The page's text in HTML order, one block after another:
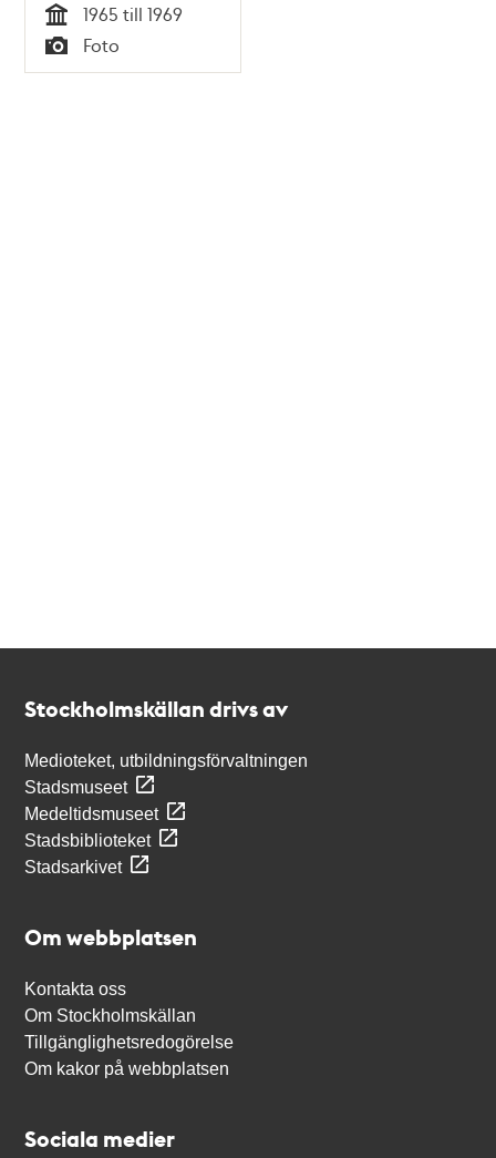
Tid
1965 till 1969
Typ
Foto
Stockholmskällan drivs av
Medioteket, utbildningsförvaltningen
Stadsmuseet
Medeltidsmuseet
Stadsbiblioteket
Stadsarkivet
Om webbplatsen
Kontakta oss
Om Stockholmskällan
Tillgänglighetsredogörelse
Om kakor på webbplatsen
Sociala medier